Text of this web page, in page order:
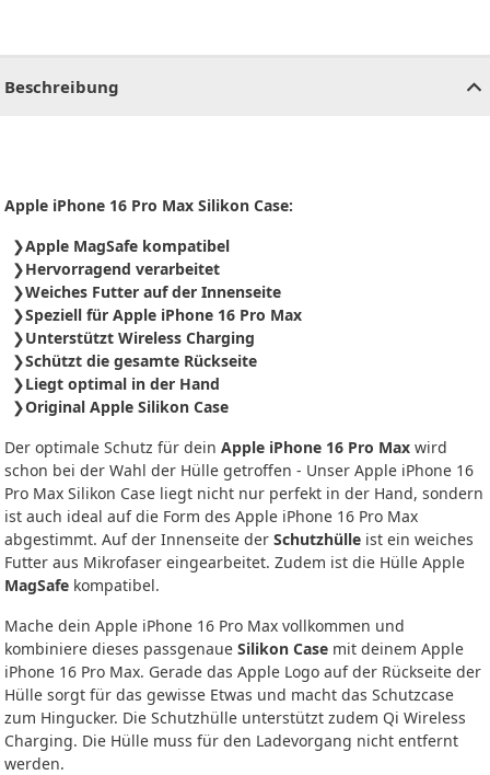
Beschreibung
Apple iPhone 16 Pro Max Silikon Case:
Apple MagSafe kompatibel
Hervorragend verarbeitet
Weiches Futter auf der Innenseite
Speziell für Apple iPhone 16 Pro Max
Unterstützt Wireless Charging
Schützt die gesamte Rückseite
Liegt optimal in der Hand
Original Apple Silikon Case
Der optimale Schutz für dein Apple iPhone 16 Pro Max wird
schon bei der Wahl der Hülle getroffen - Unser Apple iPhone 16
Pro Max Silikon Case liegt nicht nur perfekt in der Hand, sondern
ist auch ideal auf die Form des Apple iPhone 16 Pro Max
abgestimmt. Auf der Innenseite der Schutzhülle ist ein weiches
Futter aus Mikrofaser eingearbeitet. Zudem ist die Hülle Apple
MagSafe kompatibel.
Mache dein Apple iPhone 16 Pro Max vollkommen und
kombiniere dieses passgenaue Silikon Case mit deinem Apple
iPhone 16 Pro Max. Gerade das Apple Logo auf der Rückseite der
Hülle sorgt für das gewisse Etwas und macht das Schutzcase
zum Hingucker. Die Schutzhülle unterstützt zudem Qi Wireless
Charging. Die Hülle muss für den Ladevorgang nicht entfernt
werden.